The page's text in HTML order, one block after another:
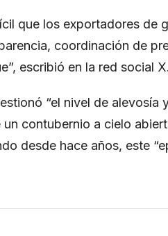
que los exportadores de
coordinación de
escribió en la red social X.
“el nivel de alevosía
contubernio a cielo
desde hace años, este